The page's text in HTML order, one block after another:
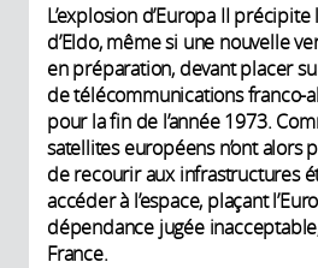
L’explosion d’Europa II
d’Eldo, même si une nouvelle
en préparation, devant placer
de télécommunications franco-
pour la fin de l’année 1973.
satellites européens n’ont alors
de recourir aux infrastructures
accéder à l’espace, plaçant
dépendance jugée
France.